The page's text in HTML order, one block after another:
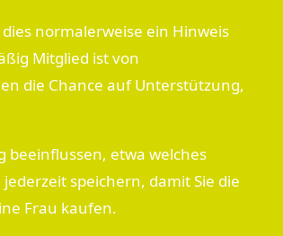
normalerweise ein Hinweis
Mitglied ist von
die Chance auf Unterstützung,
beeinflussen, etwa welches
speichern, damit Sie die
Frau kaufen.